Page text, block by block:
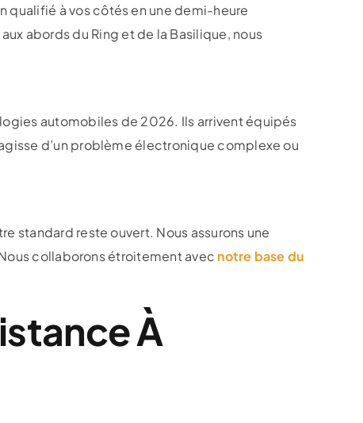
qualifié à vos côtés en une demi-heure
abords du Ring et de la Basilique, nous
automobiles de 2026. Ils arrivent équipés
d’un problème électronique complexe ou
standard reste ouvert. Nous assurons une
collaborons étroitement avec notre base du
À